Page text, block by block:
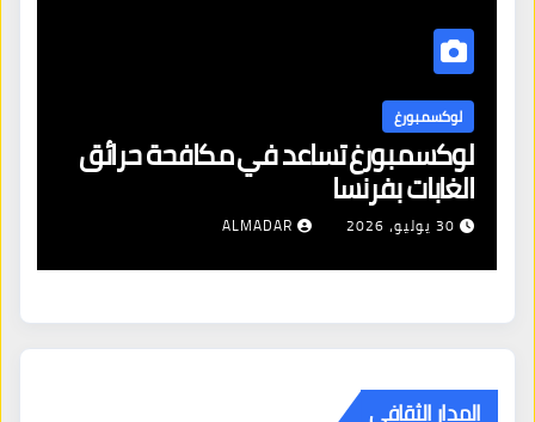
لوكسمبورغ
لوكسمبورغ تساعد في مكافحة حرائق
الغابات بفرنسا
30 يوليو، 2026 ALMADAR
المدار الثقافي